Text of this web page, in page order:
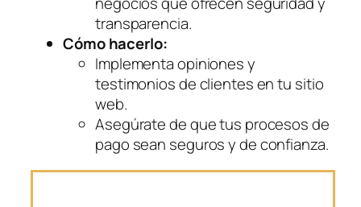
transparencia.
Cómo hacerlo:
Implementa opiniones y
testimonios de clientes en tu sitio
web.
Asegúrate de que tus procesos de
pago sean seguros y de confianza.